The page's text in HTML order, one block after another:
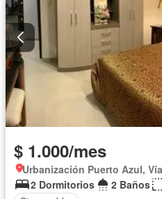
$ 1.000/mes
Urbanización Puerto Azul,
2 Dormitorios
2 Baños